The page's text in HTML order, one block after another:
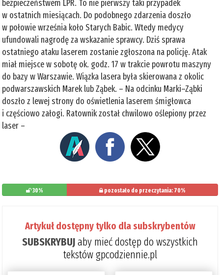
bezpieczeństwem LPR. To nie pierwszy taki przypadek
w ostatnich miesiącach. Do podobnego zdarzenia doszło
w połowie września koło Starych Babic. Wtedy medycy
ufundowali nagrodę za wskazanie sprawcy. Dziś sprawa
ostatniego ataku laserem zostanie zgłoszona na policję. Atak
miał miejsce w sobotę ok. godz. 17 w trakcie powrotu maszyny
do bazy w Warszawie. Wiązka lasera była skierowana z okolic
podwarszawskich Marek lub Ząbek. – Na odcinku Marki–Ząbki
doszło z lewej strony do oświetlenia laserem śmigłowca
i częściowo załogi. Ratownik został chwilowo oślepiony przez
laser –
30% pozostało do przeczytania: 70%
Artykuł dostępny tylko dla subskrybentów
SUBSKRYBUJaby mieć dostęp do wszystkich
tekstów gpcodziennie.pl